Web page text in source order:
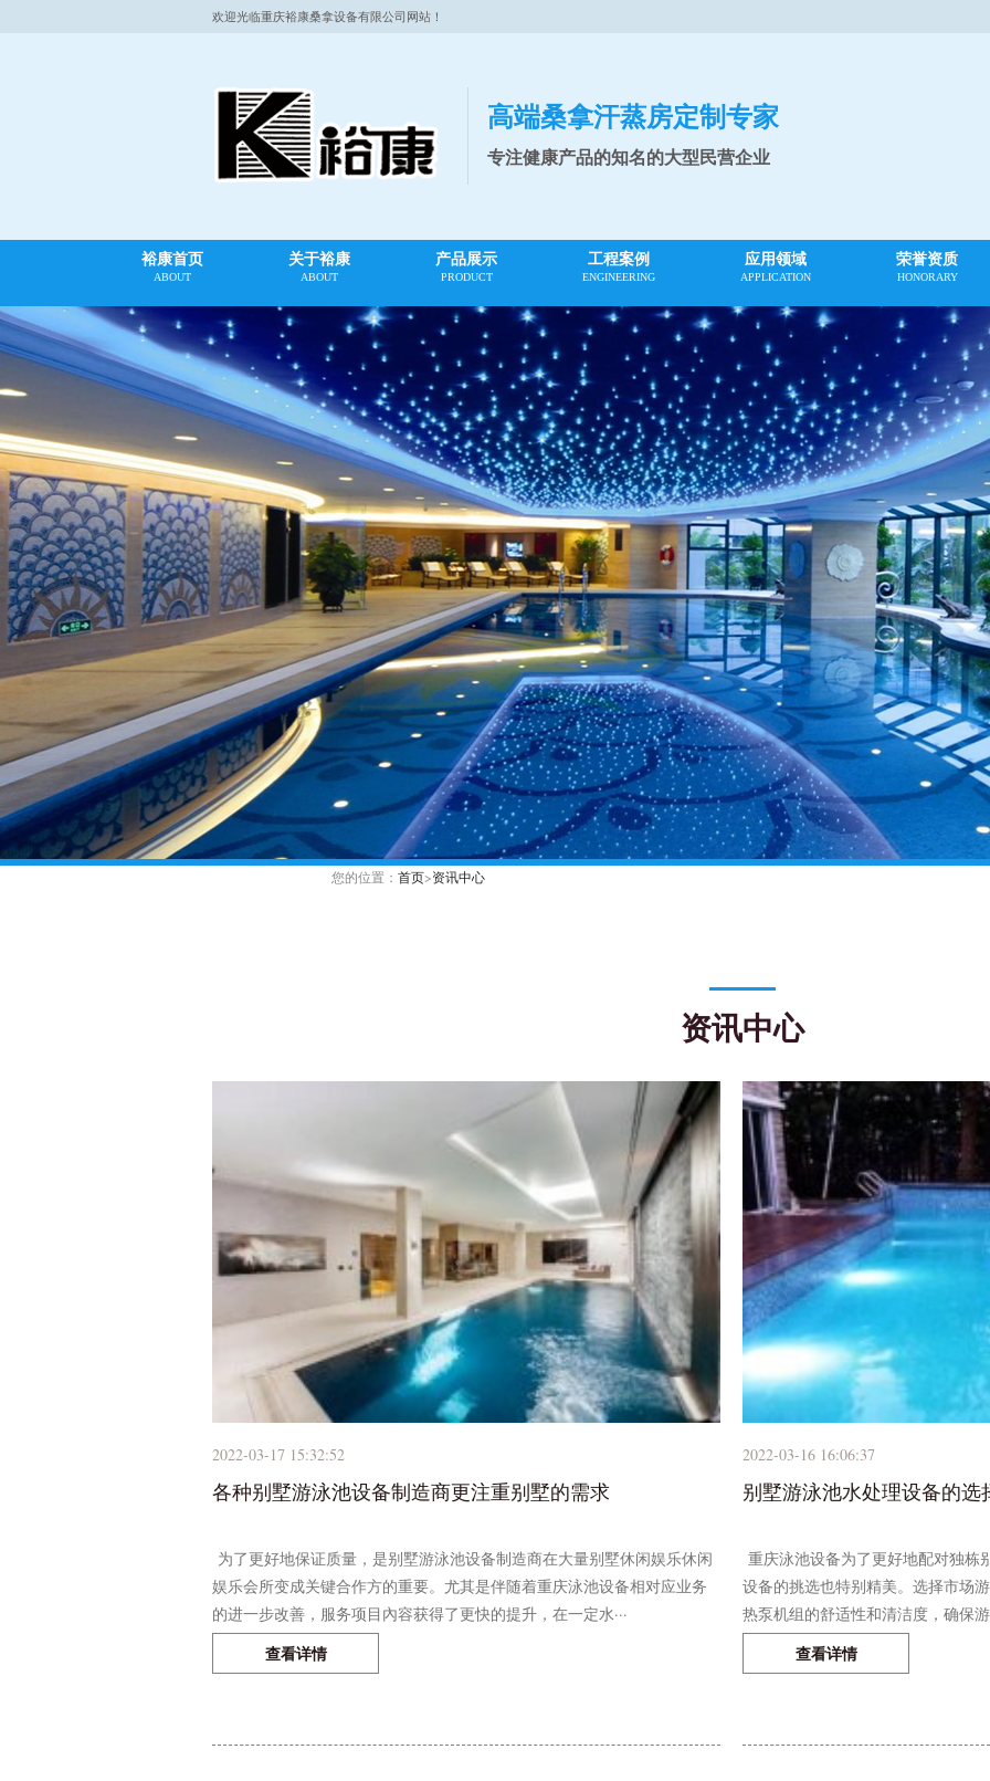
欢迎光临重庆裕康桑拿设备有限公司网站！
高端桑拿汗蒸房定制专家
专注健康产品的知名的大型民营企业
裕康首页
ABOUT
关于裕康
ABOUT
产品展示
PRODUCT
工程案例
ENGINEERING
应用领域
APPLICATION
荣誉资质
HONORARY
您的位置： 首页>资讯中心
资讯中心
2022-03-17 15:32:52
各种别墅游泳池设备制造商更注重别墅的需求
为了更好地保证质量，是别墅游泳池设备制造商在大量别墅休闲娱乐休闲
娱乐会所变成关键合作方的重要。尤其是伴随着重庆泳池设备相对应业务
的进一步改善，服务项目內容获得了更快的提升，在一定水···
查看详情
2022-03-16 16:06:37
别墅游泳池水处理设备的选
重庆泳池设备为了更好地配对独栋
设备的挑选也特别精美。选择市场
热泵机组的舒适性和清洁度，确保
查看详情